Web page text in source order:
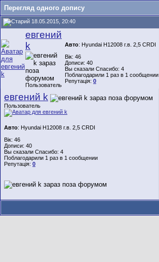
Перегляд одного допису
18.05.2015, 20:40
евгений
k
Пользователь
Авто: Hyundai H12008 г.в. 2,5 CRDI
Вік: 46
Дописи: 40
Вы сказали Спасибо: 4
Поблагодарили 1 раз в 1 сообщении
Репутація: 0
евгений k
Пользователь
Авто: Hyundai H12008 г.в. 2,5 CRDI
Вік: 46
Дописи: 40
Вы сказали Спасибо: 4
Поблагодарили 1 раз в 1 сообщении
Репутація: 0